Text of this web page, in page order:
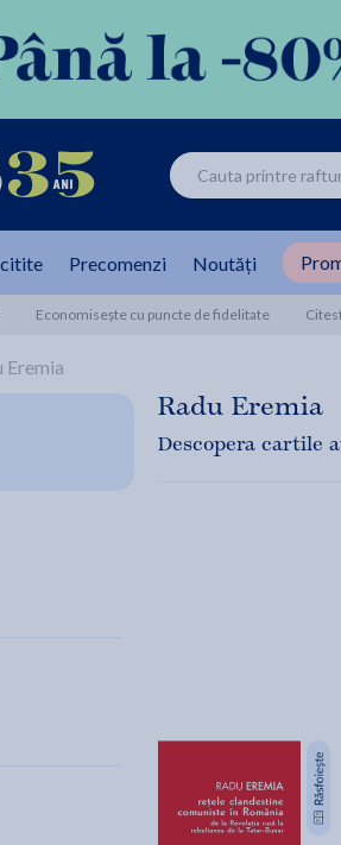
citite Precomenzi Noutăți
Economisește cu puncte de fidelitate
Eremia
Radu Eremia
Descopera cartile